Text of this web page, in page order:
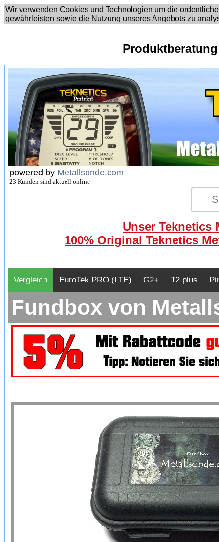
Wir verwenden Cookies und Technologien um die
gewährleisten sowie die Nutzung unseres Angebots zu
powered by Metallsonde.com
23 Kunden sind aktuell online
Unser Teknetics
100% Original Teknetics
Vergleich EuroTek PRO (LTE) G2+ T2 plus
Fundbox von